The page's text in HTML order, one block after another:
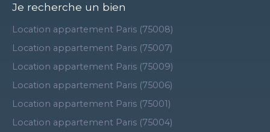
Je recherche un bien
Location appartement Paris (75008)
Location appartement Paris (75007)
Location appartement Paris (75009)
Location appartement Paris (75006)
Location appartement Paris (75001)
Location appartement Paris (75004)